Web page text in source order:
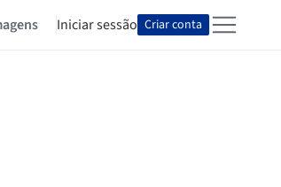
Iniciar sessão Criar conta